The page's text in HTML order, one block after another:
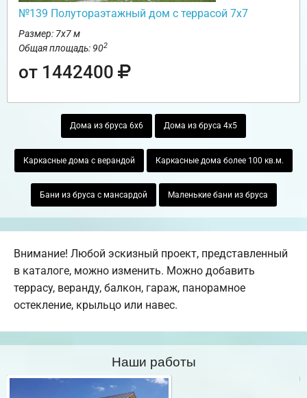
№139 Полутораэтажный дом с террасой 7х7
Размер: 7х7 м
Общая площадь: 902
от 1442400
Дома из бруса 6х6 Дома из бруса 4х5
Каркасные дома с верандой Каркасные дома более 100 кв.м.
Бани из бруса с мансардой Маленькие бани из бруса
Внимание! Любой эскизный проект, представленный
в каталоге, можно изменить. Можно добавить
террасу, веранду, балкон, гараж, панорамное
остекление, крыльцо или навес.
Наши работы